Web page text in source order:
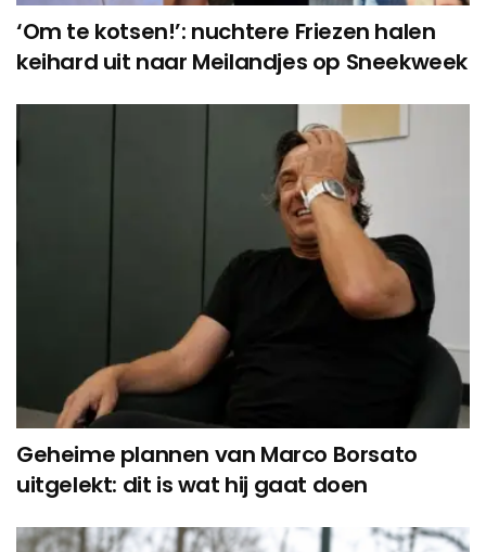
‘Om te kotsen!’: nuchtere Friezen halen
keihard uit naar Meilandjes op Sneekweek
Geheime plannen van Marco Borsato
uitgelekt: dit is wat hij gaat doen